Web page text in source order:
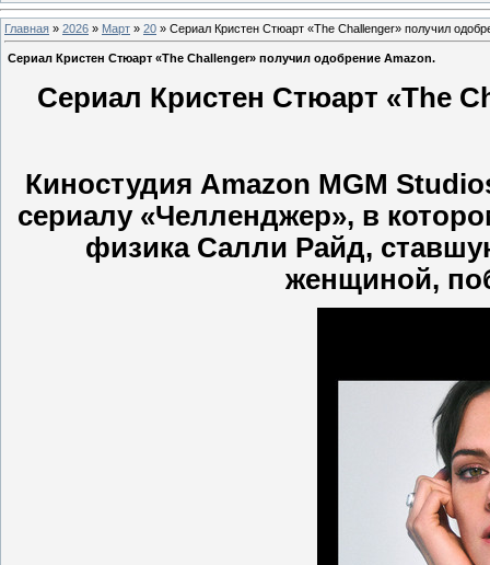
Главная » 2026 » Март » 20 » Сериал Кристен Стюарт «The Challenger» получил
Сериал Кристен Стюарт «The Challenger» получил одобрение Amazon.
Сериал Кристен Стюарт «The
Киностудия Amazon MGM
сериалу «Челленджер», в
физика Салли Райд,
женщиной,